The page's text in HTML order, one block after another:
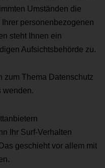
Umständen die
personenbezogenen
steht Ihnen ein
Aufsichtsbehörde zu.
zum Thema Datenschutz
wenden.
Ihr Surf-Verhalten
geschieht vor allem mit